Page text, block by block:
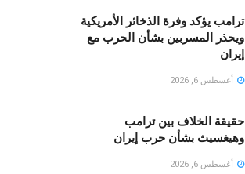
ترامب يؤكد وفرة الذخائر الأمريكية
ويحذر المسربين بشأن الحرب مع
إيران
أغسطس 6, 2026
حقيقة الخلاف بين ترامب
وهيغسيث بشأن حرب إيران
أغسطس 6, 2026